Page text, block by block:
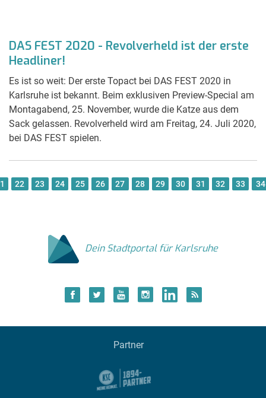
DAS FEST 2020 - Revolverheld ist der erste
Headliner!
Es ist so weit: Der erste Topact bei DAS FEST 2020 in
Karlsruhe ist bekannt. Beim exklusiven Preview-Special am
Montagabend, 25. November, wurde die Katze aus dem
Sack gelassen. Revolverheld wird am Freitag, 24. Juli 2020,
bei DAS FEST spielen.
22 23 24 25 26 27 28 29 30 31 32 33 34
Dein Stadtportal für Karlsruhe
Partner